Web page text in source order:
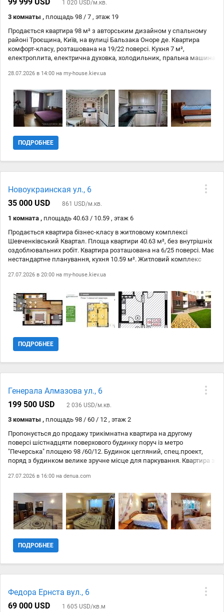
1 020 USD/м.кв.
3 комнаты , площадь 98 / 7 , этаж 19
Продається квартира 98 м² з авторським дизайном у спальному
районі Троєщина, Київ, на вулиці Бальзака Оноре де. Квартира
комфорт-класу, розташована на 19/22 поверсі. Кухня 7 м²,
електроплита, електрична духовка, холодильник, пральна машина
консьєржу та домофону. Не упустіть можливість стати власником
зручностями!
28.07.2026 в 14:00 на my-house.kiev.ua
ПОДРОБНЕЕ
Новоукраинская ул., 6
35 000 USD
861 USD/м.кв.
1 комната , площадь 40.63 / 10.59 , этаж 6
Продається квартира бізнес-класу в житловому комплексі
Шевченківський Квартал. Площа квартири 40.63 м², без внутрішніх
оздоблювальних робіт. Квартира розташована на 6/25 поверсі. Має
нестандартне планування, кухня 10.59 м². Житловий комплекс
Сирець. Це ідеальний варіант для тих, хто цінує комфорт і хоче
придбати цю квартиру в Києві!
27.07.2026 в 20:00 на my-house.kiev.ua
ПОДРОБНЕЕ
Генерала Алмазова ул., 6
199 500 USD
2 036 USD/м.кв.
3 комнаты , площадь 98 / 60 / 12 , этаж 2
Пропонується до продажу трикімнатна квартира на другому
поверсі шістнадцяти поверхового будинку поруч із метро
"Печерська" площею 98 /60/12. Будинок цегляний, спец.проект,
поряд з будинком велике зручне місце для паркування. Квартира з
імпортними меблями і побутовою технікою. Квартира повністю
співвідношення розташування, якості та вартості! Ціна продажу
199500 у.е. Без комісії для покупця.
27.07.2026 в 16:00 на denua.com
ПОДРОБНЕЕ
Федора Ернста вул., 6
69 000 USD
1 605 USD/кв.м